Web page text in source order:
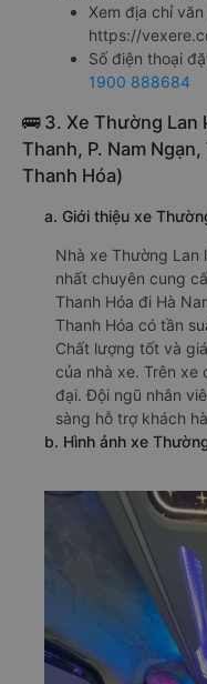
Xem địa chỉ
https://
Số điện thoại
1900 888684
🚌 3. Xe Thường Lan
Thanh, P. Nam
Thanh Hóa)
a. Giới thiệu xe
Nhà xe Thường Lan
nhất chuyên cung
Thanh Hóa đi Hà
Thanh Hóa có tần
Chất lượng tốt và
của nhà xe. Trên xe
đại. Đội ngũ nhân
sàng hỗ trợ khách
b. Hình ảnh xe